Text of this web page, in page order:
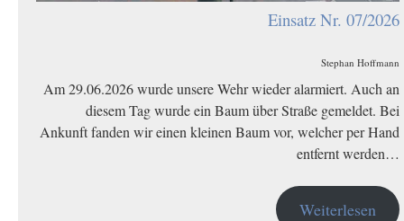
Einsatz Nr. 07/2026
Stephan Hoffmann
Am 29.06.2026 wurde unsere Wehr wieder alarmiert. Auch an
diesem Tag wurde ein Baum über Straße gemeldet. Bei
Ankunft fanden wir einen kleinen Baum vor, welcher per Hand
entfernt werden…
Weiterlesen